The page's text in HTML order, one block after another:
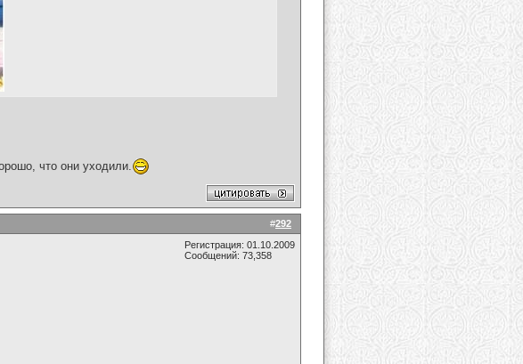
что они уходили.
#292
Регистрация: 01.10.2009
Сообщений: 73,358